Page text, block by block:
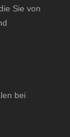
Sie von
bei